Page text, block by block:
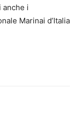
anche i
Marinai d’Italia